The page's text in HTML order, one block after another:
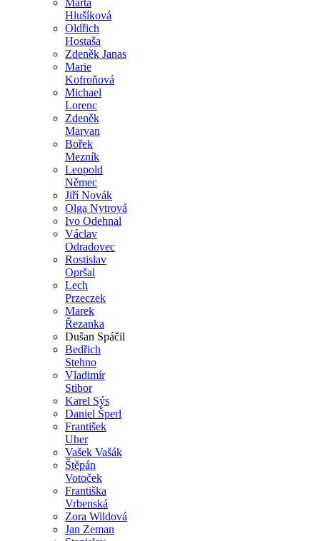
Hlušíková
Oldřich
Hostaša
Zdeněk Janas
Marie
Kofroňová
Michael
Lorenc
Zdeněk
Marvan
Bořek
Mezník
Leopold
Němec
Jiří Novák
Olga Nytrová
Ivo Odehnal
Václav
Odradovec
Rostislav
Opršal
Lech
Przeczek
Marek
Řezanka
Dušan Spáčil
Bedřich
Stehno
Vladimír
Stibor
Karel Sýs
Daniel Šperl
František
Uher
Vašek Vašák
Štěpán
Votoček
Františka
Vrbenská
Zora Wildová
Jan Zeman